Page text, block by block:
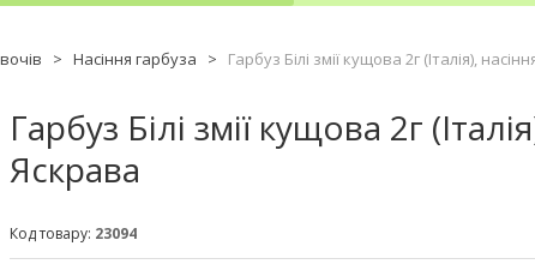
> Насіння гарбуза > Гарбуз Білі змії кущова 2г (Італія),
Гарбуз Білі змії кущова 2г
Яскрава
Код товару: 23094